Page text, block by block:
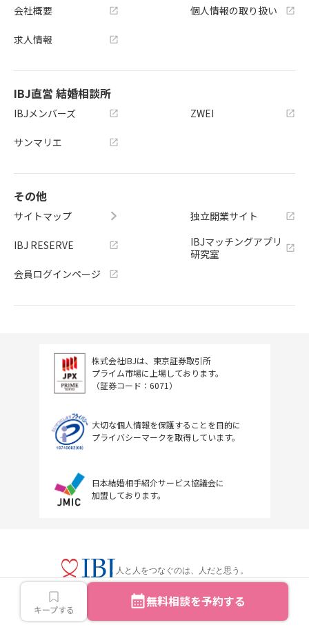
キープする 無料相談を予約する
会社概要
求人情報
個人情報の取り扱い
IBJ直営 結婚相談所
IBJメンバーズ
サンマリエ
ZWEI
その他
サイトマップ
IBJ RESERVE
会員ログインページ
独立開業サイト
IBJマッチングアプリ
研究室
株式会社IBJは、東京証券取引所
プライム市場に上場しております。
（証券コード：6071）
大切な個人情報を保護することを目的に
プライバシーマークを取得しています。
日本結婚相手紹介サービス協議会に
加盟しております。
人と人をつなぐのは、人だと思う。